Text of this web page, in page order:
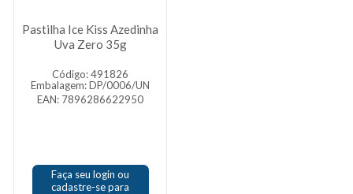
Pastilha Ice Kiss Azedinha
Uva Zero 35g
Código: 491826
Embalagem: DP/0006/UN
EAN: 7896286622950
Faça seu login ou
cadastre-se para